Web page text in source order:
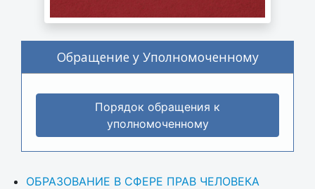
Обращение у Уполномоченному
Порядок обращения к
уполномоченному
ОБРАЗОВАНИЕ В СФЕРЕ ПРАВ ЧЕЛОВЕКА